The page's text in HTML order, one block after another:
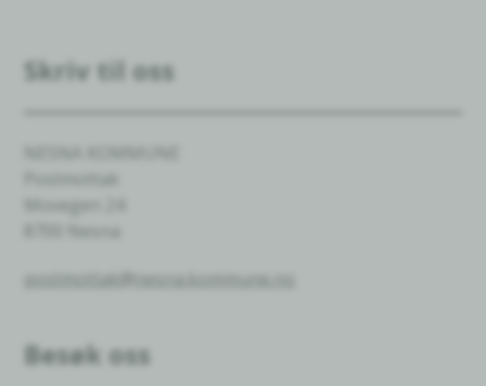
Skriv til oss
Movegen 24
postmottak@nesna.kommune.no
Besøk oss